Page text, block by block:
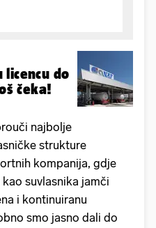
licencu do
čeka!
najbolje
strukture
kompanija, gdje
suvlasnika jamči
i kontinuiranu
smo jasno dali do